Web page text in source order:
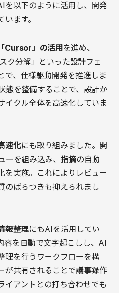
を以下のように活用し、開発
ます。
Cursor」の活用を進め、
ク分解」といった設計フェ
で、仕様駆動開発を推進しま
態を整備することで、設計か
イクル全体を高速化していま
速化にも取り組みました。開
ーを組み込み、指摘の自動
を実施。これによりレビュー
のばらつきも抑えられまし
報整理にもAIを活用してい
容を自動で文字起こしし、AI
理を行うワークフローを構
が共有されることで議事録作
イアントとの打ち合わせでも